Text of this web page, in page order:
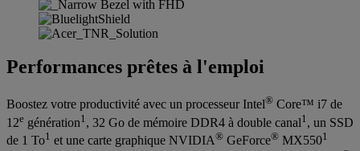
Performances prêtes à l'emploi
Boostez votre productivité avec un processeur Intel® Core™ i7 de
12e génération1 , 32 Go de mémoire DDR4 à double canal1 , un SSD
de 1 To1 et une carte graphique NVIDIA® GeForce® MX5501